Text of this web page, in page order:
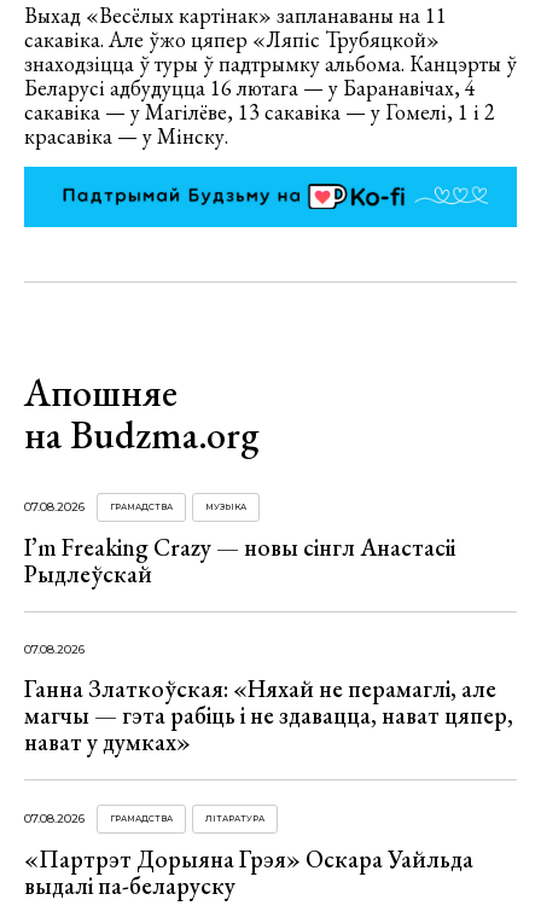
Выхад «Весёлых картінак» запланаваны на 11
сакавіка. Але ўжо цяпер «Ляпіс Трубяцкой»
знаходзіцца ў туры ў падтрымку альбома. Канцэрты ў
Беларусі адбудуцца 16 лютага — у Баранавічах, 4
сакавіка — у Магілёве, 13 сакавіка — у Гомелі, 1 і 2
красавіка — у Мінску.
Апошняе
на Budzma.org
07.08.2026 ГРАМАДСТВА МУЗЫКА
I’m Freaking Crazy — новы сінгл Анастасіі
Рыдлеўскай
07.08.2026
Ганна Златкоўская: «Няхай не перамаглі, але
магчы — гэта рабіць і не здавацца, нават цяпер,
нават у думках»
07.08.2026 ГРАМАДСТВА ЛІТАРАТУРА
«Партрэт Дорыяна Грэя» Оскара Уайльда
выдалі па-беларуску